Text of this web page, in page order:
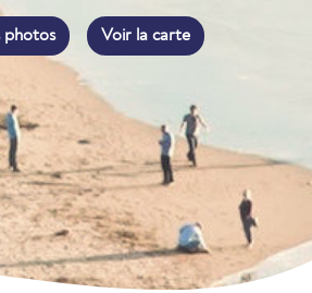
photos Voir la carte